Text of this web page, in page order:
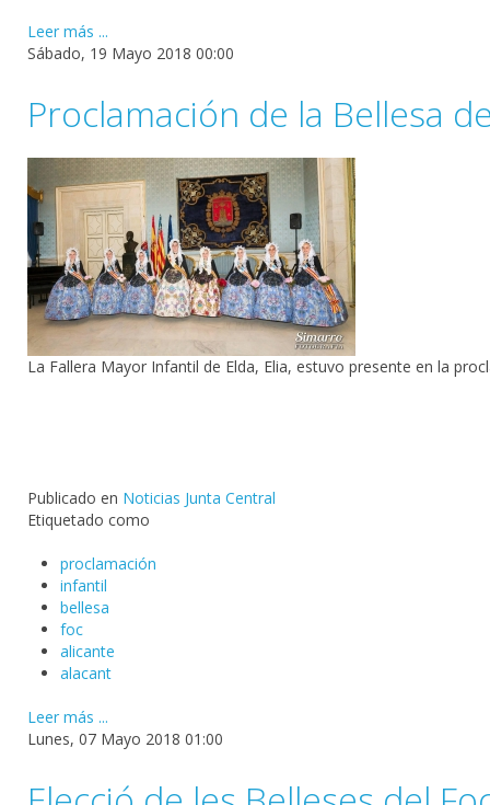
Leer más ...
Sábado, 19 Mayo 2018 00:00
Proclamación de la Bellesa
La Fallera Mayor Infantil de Elda, Elia, estuvo presente en la
Publicado en Noticias Junta Central
Etiquetado como
proclamación
infantil
bellesa
foc
alicante
alacant
Leer más ...
Lunes, 07 Mayo 2018 01:00